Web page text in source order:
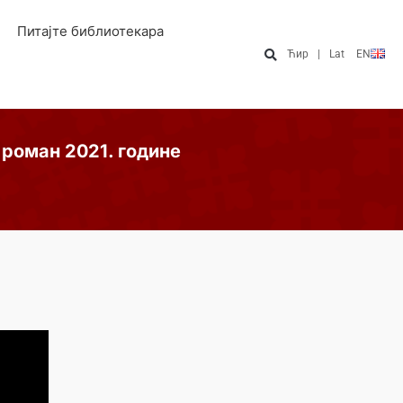
Питајте библиотекара
Ћир Lat EN
2021. године